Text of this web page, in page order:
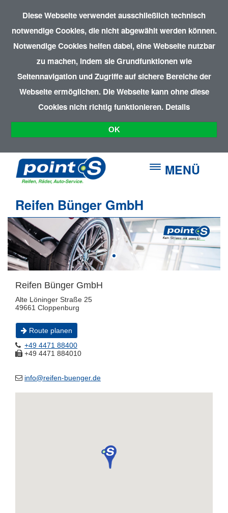
Diese Webseite verwendet ausschließlich technisch
notwendige Cookies, die nicht abgewählt werden können.
Notwendige Cookies helfen dabei, eine Webseite nutzbar
zu machen, indem sie Grundfunktionen wie
Seitennavigation und Zugriffe auf sichere Bereiche der
Webseite ermöglichen. Die Webseite kann ohne diese
Cookies nicht richtig funktionieren. Details
OK
MENÜ
Reifen Bünger GmbH
Reifen Bünger GmbH
Alte Löninger Straße 25
49661 Cloppenburg
Route planen
+49 4471 88400
+49 4471 884010
info@reifen-buenger.de